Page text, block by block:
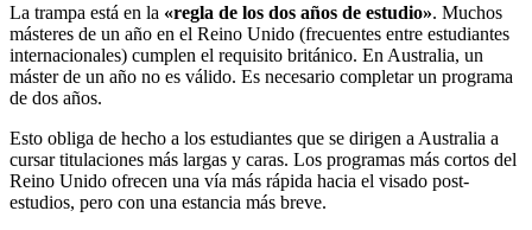
La trampa está en la «regla de los dos años de estudio». Muchos
másteres de un año en el Reino Unido (frecuentes entre estudiantes
internacionales) cumplen el requisito británico. En Australia, un
máster de un año no es válido. Es necesario completar un programa
de dos años.
Esto obliga de hecho a los estudiantes que se dirigen a Australia a
cursar titulaciones más largas y caras. Los programas más cortos del
Reino Unido ofrecen una vía más rápida hacia el visado post-
estudios, pero con una estancia más breve.